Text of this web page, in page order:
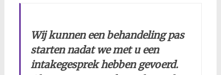
Wij kunnen een behandeling pas
starten nadat we met u een
intakegesprek hebben gevoerd.